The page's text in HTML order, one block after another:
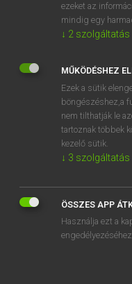
DÍJMENTES ANGOL
admiring
admiringly
admissibility
admissible
admission
admit
admittance
ezeket az
mindig egy
↓ 2 szolgáltatás
MŰKÖDÉSHEZ
Ezek a sütik
böngészéshez,a
nem tilthatják le
tartoznak többek
kezelő sütik.
↓ 3 szolgáltatás
ÖSSZES APP
Használja ezt a